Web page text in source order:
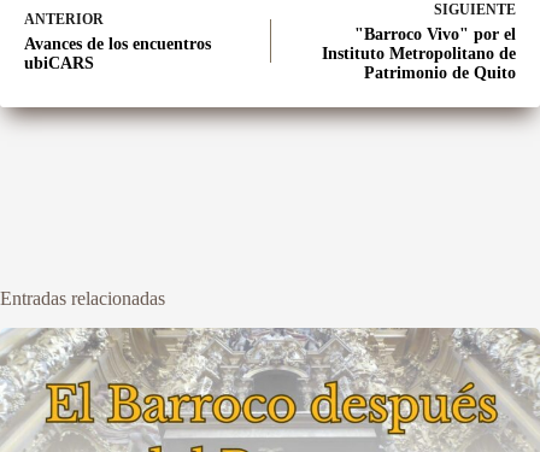
ANTERIOR
Avances de los encuentros
ubiCARS
SIGUIENTE
"Barroco Vivo" por el
Instituto Metropolitano de
Patrimonio de Quito
Entradas relacionadas